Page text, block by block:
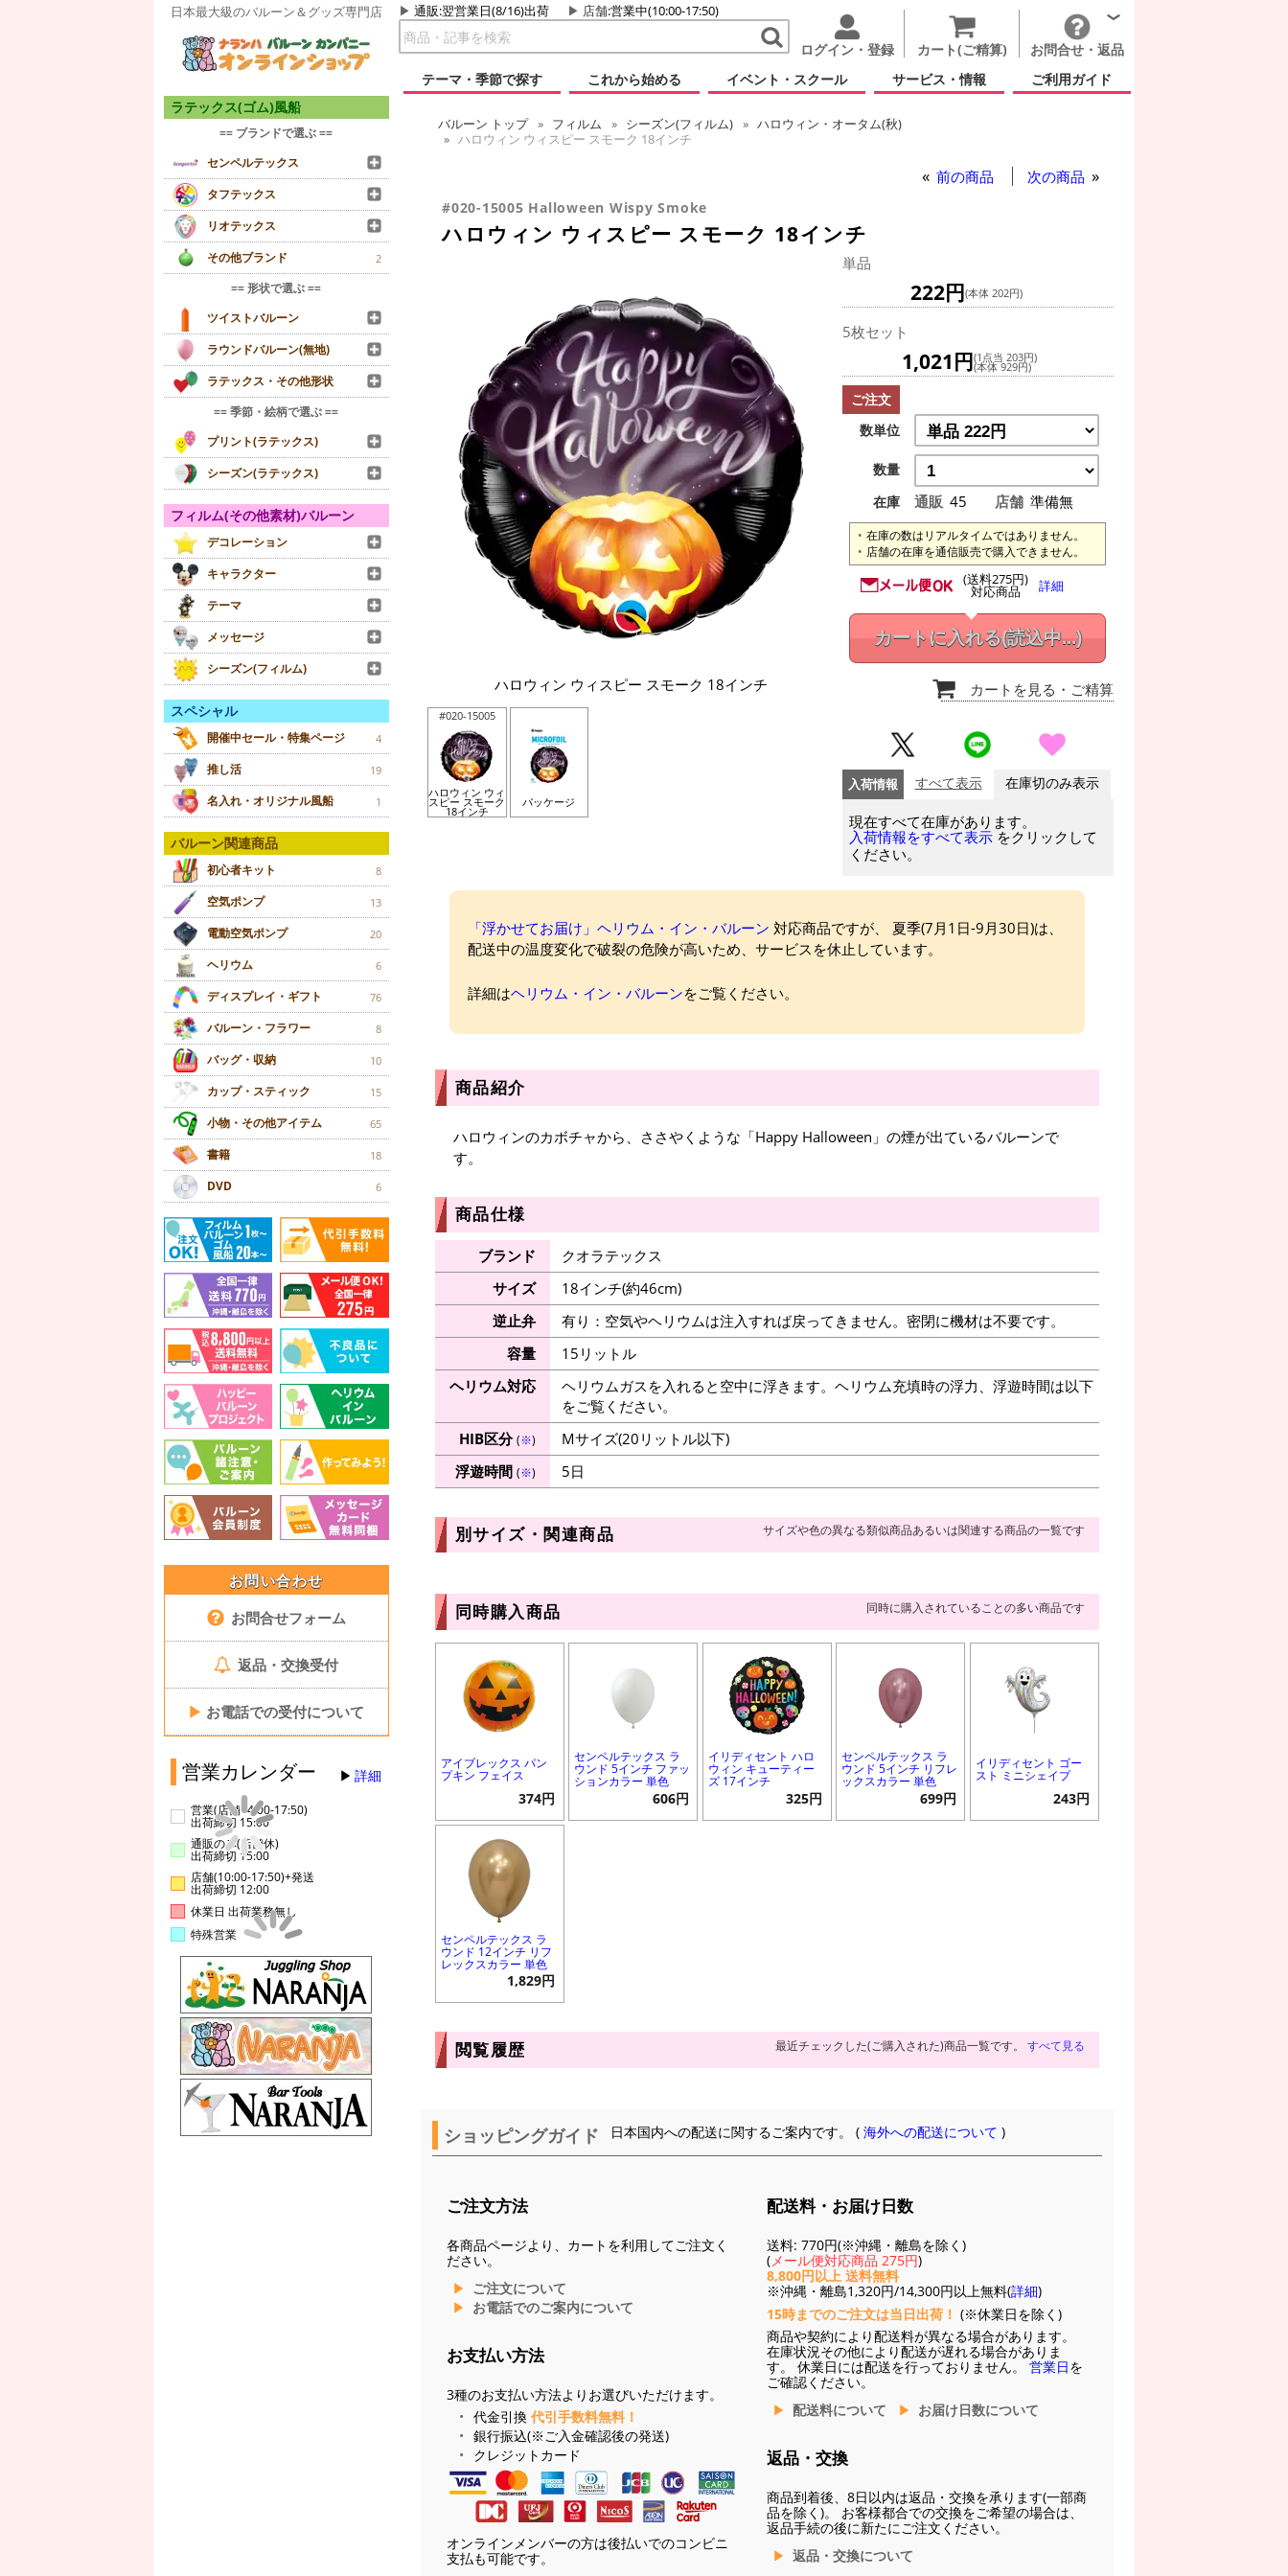
日本最大級のバルーン＆グッズ専門店 通販:翌営業日(8/16)出荷 店舗:営業中(10:00-17:50)
ログイン・登録 カート(ご精算)
お問合せ・返品
テーマ・季節で探す
これから始める イベント・スクール サービス・情報 ご利用ガイド
ラテックス(ゴム)風船
== ブランドで選ぶ ==
センペルテックス
タフテックス
リオテックス
その他ブランド
2
== 形状で選ぶ ==
ツイストバルーン
ラウンドバルーン(無地)
ラテックス・その他形状
== 季節・絵柄で選ぶ ==
プリント(ラテックス)
シーズン(ラテックス)
フィルム(その他素材)バルーン
デコレーション
キャラクター
テーマ
メッセージ
シーズン(フィルム)
スペシャル
開催中セール・特集ページ 4
推し活 19
名入れ・オリジナル風船 1
バルーン関連商品
初心者キット 8
空気ポンプ 13
電動空気ポンプ 20
ヘリウム 6
ディスプレイ・ギフト 76
バルーン・フラワー 8
バッグ・収納 10
カップ・スティック 15
小物・その他アイテム 65
書籍 18
DVD 6
お問い合わせ
お問合せフォーム
返品・交換受付
▶ お電話での受付について
営業カレンダー 詳細
営業(店舗14:00-17:50)
出荷締切 15:00
通販のみ(店舗休)
出荷締切 15:00
店舗(10:00-17:50)+発送
出荷締切 12:00
休業日 出荷業務無し
特殊営業
バルーン トップ フィルム シーズン(フィルム)
ハロウィン・オータム(秋)
ハロウィン ウィスピー スモーク 18インチ
前の商品 次の商品
#020-15005 Halloween Wispy Smoke
ハロウィン ウィスピー スモーク 18インチ
ハロウィン ウィスピー スモーク 18インチ
#020-15005
ハロウィン ウィ
スピー スモーク
18インチ
パッケージ
単品
222円(本体 202円)
5枚セット
1,021円(1点当 203円)
(本体 929円)
ご注文
数単位
数量
在庫
通販 45 店舗 準備無
在庫の数はリアルタイムではありません。
店舗の在庫を通信販売で購入できません。
(送料275円)
対応商品 詳細
カートに入れる(読込中...)
カートを見る ・ご精算
入荷情報 すべて表示 在庫切のみ表示
現在すべて在庫があります。
入荷情報をすべて表示 をクリックして
ください。
「浮かせてお届け」ヘリウム・イン・バルーン 対応商品ですが、 夏季(7月1日-9月30日)は、
配送中の温度変化で破裂の危険が高いため、サービスを休止しています。
詳細はヘリウム・イン・バルーンをご覧ください。
商品紹介
ハロウィンのカボチャから、ささやくような「Happy Halloween」の煙が出ているバルーンで
す。
商品仕様
ブランド
クオラテックス
サイズ
18インチ(約46cm)
逆止弁
有り：空気やヘリウムは注入すれば戻ってきません。密閉に機材は不要です。
容量
15リットル
ヘリウム対応
ヘリウムガスを入れると空中に浮きます。ヘリウム充填時の浮力、浮遊時間は以下
をご覧ください。
HIB区分(※)
Mサイズ(20リットル以下)
浮遊時間 (※) 5日
別サイズ・関連商品 サイズや色の異なる類似商品あるいは関連する商品の一覧です
同時購入商品 同時に購入されていることの多い商品です
アイブレックス パン
プキン フェイス
374円
センペルテックス ラ
ウンド 5インチ ファッ
ションカラー 単色
606円
イリディセント ハロ
ウィン キューティー
ズ 17インチ
325円
センペルテックス ラ
ウンド 5インチ リフレ
ックスカラー 単色
699円
イリディセント ゴー
スト ミニシェイプ
243円
センペルテックス ラ
ウンド 12インチ リフ
レックスカラー 単色
1,829円
閲覧履歴 最近チェックした(ご購入された)商品一覧です。 すべて見る
ショッピングガイド 日本国内への配送に関するご案内です。 (海外への配送について )
ご注文方法
各商品ページより、カートを利用してご注文く
ださい。
ご注文について
お電話でのご案内について
お支払い方法
3種のお支払い方法よりお選びいただけます。
代金引換 代引手数料無料！
銀行振込(※ご入金確認後の発送)
クレジットカード
オンラインメンバーの方は後払いでのコンビニ
支払も可能です。
配送料・お届け日数
送料: 770円(※沖縄・離島を除く)
(メール便対応商品 275円)
8,800円以上 送料無料
※沖縄・離島1,320円/14,300円以上無料(詳細)
15時までのご注文は当日出荷！ (※休業日を除く)
商品や契約により配送料が異なる場合があります。
在庫状況その他により配送が遅れる場合がありま
す。 休業日には配送を行っておりません。 営業日を
ご確認ください。
配送料について
お届け日数について
返品・交換
商品到着後、8日以内は返品・交換を承ります(一部商
品を除く)。 お客様都合での交換をご希望の場合は、
返品手続の後に新たにご注文ください。
返品・交換について